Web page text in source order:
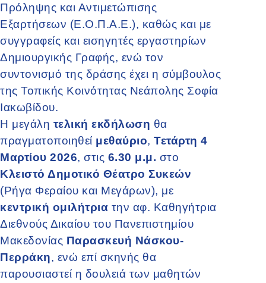
Πρόληψης και Αντιμετώπισης
Εξαρτήσεων (Ε.Ο.Π.Α.Ε.), καθώς και με
συγγραφείς και εισηγητές εργαστηρίων
Δημιουργικής Γραφής, ενώ τον
συντονισμό της δράσης έχει η σύμβουλος
της Τοπικής Κοινότητας Νεάπολης Σοφία
Ιακωβίδου.
Η μεγάλη τελική εκδήλωση θα
πραγματοποιηθεί μεθαύριο, Τετάρτη 4
Μαρτίου 2026, στις 6.30 μ.μ. στο
Κλειστό Δημοτικό Θέατρο Συκεών
(Ρήγα Φεραίου και Μεγάρων), με
κεντρική ομιλήτρια την αφ. Καθηγήτρια
Διεθνούς Δικαίου του Πανεπιστημίου
Μακεδονίας Παρασκευή Νάσκου-
Περράκη, ενώ επί σκηνής θα
παρουσιαστεί η δουλειά των μαθητών